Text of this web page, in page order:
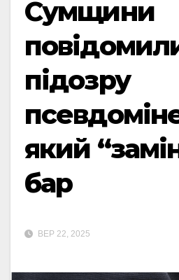
Сумщини
підозру
який
бар
ВЕР 22, 2025